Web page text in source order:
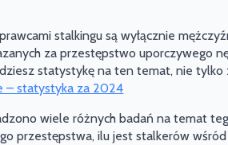
stalkingu są wyłącznie
za przestępstwo uporczywego
statystykę na ten temat, nie
– statystyka za 2024
wiele różnych badań na temat
przestępstwa, ilu jest stalkerów